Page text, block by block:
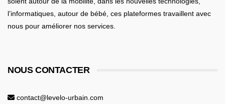
l’informatiques, autour de bébé , ces plateformes travaillent avec
nous pour améliorer nos services.
NOUS CONTACTER
contact@levelo-urbain.com